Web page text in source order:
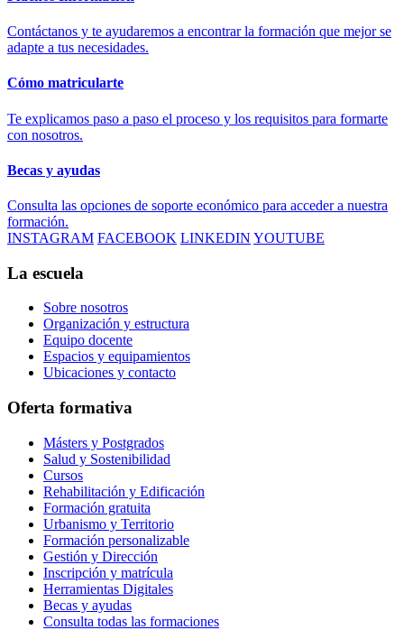
Contáctanos y te ayudaremos a encontrar la formación que mejor se
adapte a tus necesidades.
Cómo matricularte
Te explicamos paso a paso el proceso y los requisitos para formarte
con nosotros.
Becas y ayudas
Consulta las opciones de soporte económico para acceder a nuestra
formación.
INSTAGRAM FACEBOOK LINKEDIN YOUTUBE
La escuela
Sobre nosotros
Organización y estructura
Equipo docente
Espacios y equipamientos
Ubicaciones y contacto
Oferta formativa
Másters y Postgrados
Salud y Sostenibilidad
Cursos
Rehabilitación y Edificación
Formación gratuita
Urbanismo y Territorio
Formación personalizable
Gestión y Dirección
Inscripción y matrícula
Herramientas Digitales
Becas y ayudas
Consulta todas las formaciones